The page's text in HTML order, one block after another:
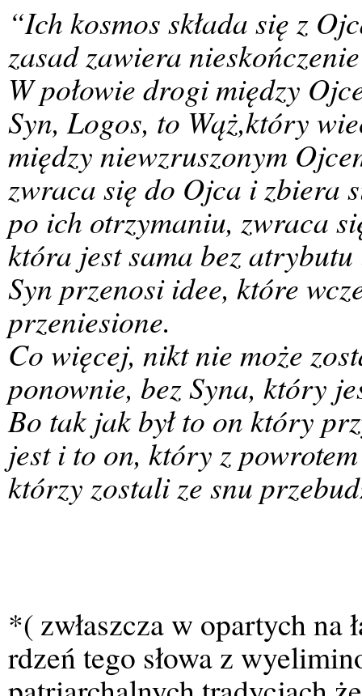
“Ich kosmos składa się z
zasad zawiera
W połowie drogi między
Syn, Logos, to Wąż,który
między niewzruszonym
zwraca się do Ojca i zbiera
po ich otrzymaniu, zwraca
która jest sama bez
Syn przenosi idee, które
przeniesione.
Co więcej, nikt nie może
ponownie, bez Syna, który
Bo tak jak był to on który
jest i to on, który z
którzy zostali ze snu
*( zwłaszcza w opartych na
rdzeń tego słowa z